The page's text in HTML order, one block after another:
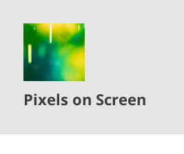
Pixels on Screen